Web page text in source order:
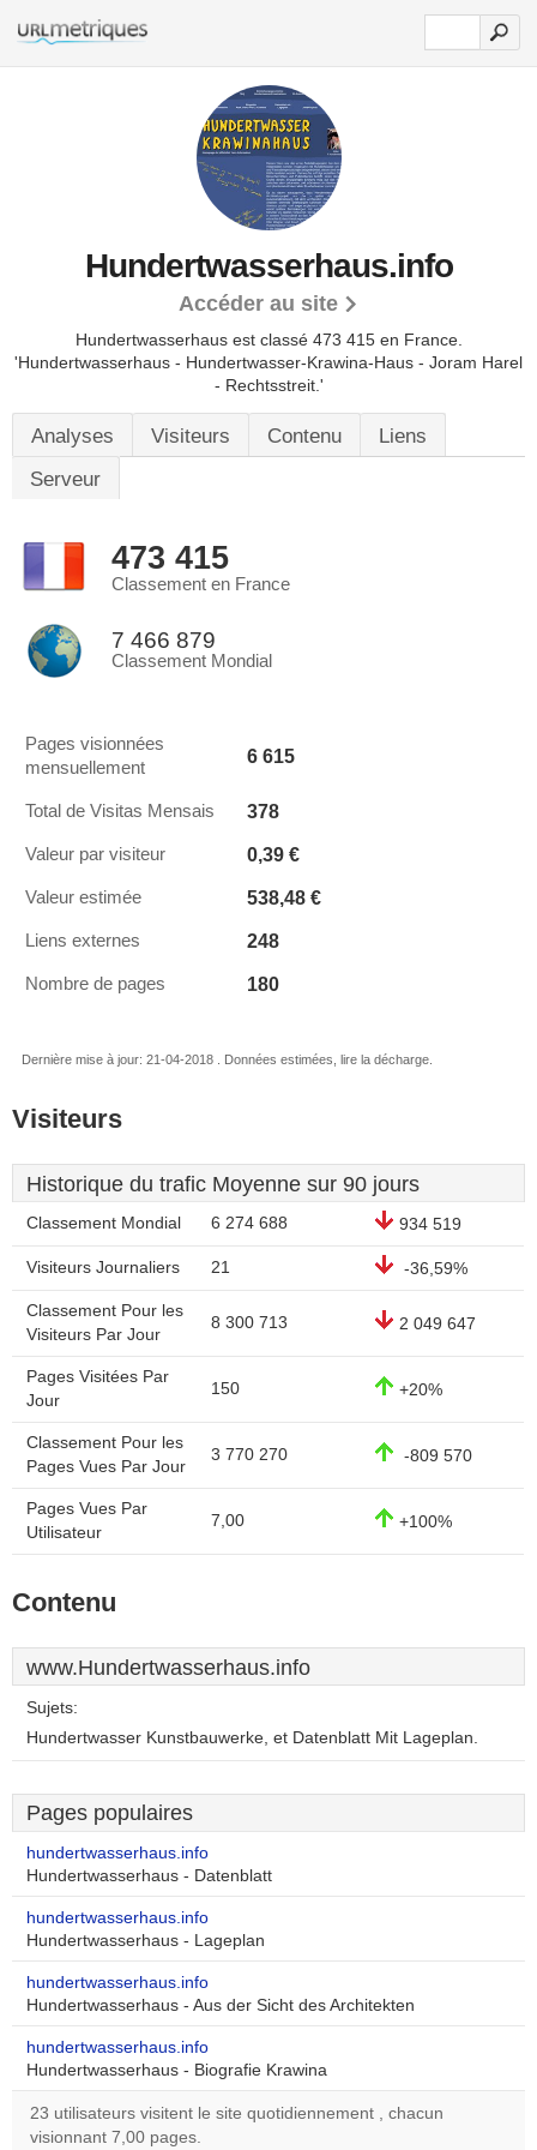
Hundertwasserhaus.info
Accéder au site
Hundertwasserhaus est classé 473 415 en France.
'Hundertwasserhaus - Hundertwasser-Krawina-Haus - Joram Harel
- Rechtsstreit.'
Analyses Visiteurs Contenu
Liens
Serveur
473 415
Classement en France
7 466 879
Classement Mondial
Pages visionnées
mensuellement
6 615
Total de Visitas Mensais 378
Valeur par visiteur 0,39 €
Valeur estimée 538,48 €
Liens externes 248
Nombre de pages 180
Dernière mise à jour: 21-04-2018 . Données estimées, lire la décharge.
Visiteurs
Historique du trafic Moyenne sur 90 jours
Classement Mondial 6 274 688 934 519
Visiteurs Journaliers 21 -36,59%
Classement Pour les
Visiteurs Par Jour
8 300 713 2 049 647
Pages Visitées Par
Jour
150 +20%
Classement Pour les
Pages Vues Par Jour
3 770 270 -809 570
Pages Vues Par
Utilisateur
7,00 +100%
Contenu
www.Hundertwasserhaus.info
Sujets:
Hundertwasser Kunstbauwerke, et Datenblatt Mit Lageplan.
Pages populaires
hundertwasserhaus.info
Hundertwasserhaus - Datenblatt
hundertwasserhaus.info
Hundertwasserhaus - Lageplan
hundertwasserhaus.info
Hundertwasserhaus - Aus der Sicht des Architekten
hundertwasserhaus.info
Hundertwasserhaus - Biografie Krawina
23 utilisateurs visitent le site quotidiennement , chacun
visionnant 7,00 pages.